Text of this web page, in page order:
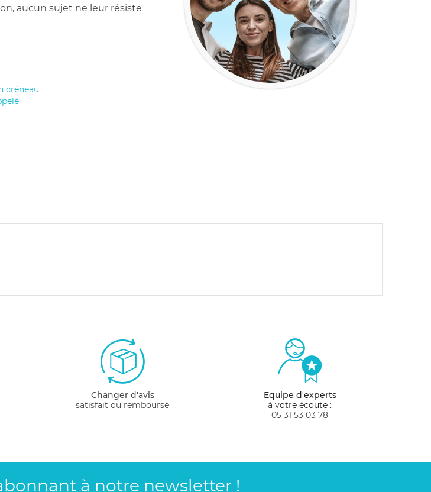
aucun sujet ne leur résiste
créneau
Changer d'avis
satisfait ou remboursé
Equipe d'experts
à votre écoute :
05 31 53 03 78
à notre newsletter !